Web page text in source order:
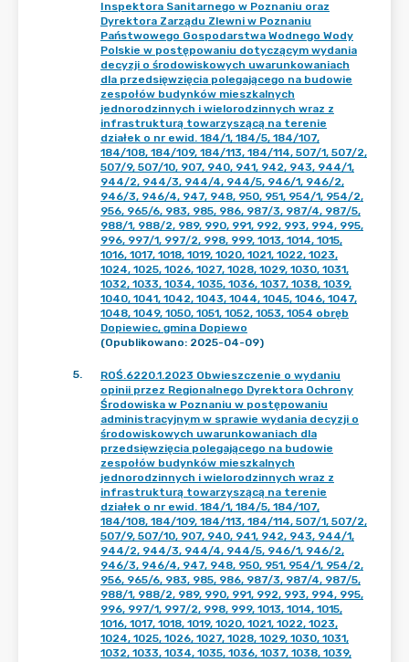
Inspektora Sanitarnego w Poznaniu oraz
Dyrektora Zarządu Zlewni w Poznaniu
Państwowego Gospodarstwa Wodnego Wody
Polskie w postępowaniu dotyczącym wydania
decyzji o środowiskowych uwarunkowaniach
dla przedsięwzięcia polegającego na budowie
zespołów budynków mieszkalnych
jednorodzinnych i wielorodzinnych wraz z
infrastrukturą towarzyszącą na terenie
działek o nr ewid. 184/1, 184/5, 184/107,
184/108, 184/109, 184/113, 184/114, 507/1, 507/2,
507/9, 507/10, 907, 940, 941, 942, 943, 944/1,
944/2, 944/3, 944/4, 944/5, 946/1, 946/2,
946/3, 946/4, 947, 948, 950, 951, 954/1, 954/2,
956, 965/6, 983, 985, 986, 987/3, 987/4, 987/5,
988/1, 988/2, 989, 990, 991, 992, 993, 994, 995,
996, 997/1, 997/2, 998, 999, 1013, 1014, 1015,
1016, 1017, 1018, 1019, 1020, 1021, 1022, 1023,
1024, 1025, 1026, 1027, 1028, 1029, 1030, 1031,
1032, 1033, 1034, 1035, 1036, 1037, 1038, 1039,
1040, 1041, 1042, 1043, 1044, 1045, 1046, 1047,
1048, 1049, 1050, 1051, 1052, 1053, 1054 obręb
Dopiewiec, gmina Dopiewo
(Opublikowano: 2025-04-09)
5.
ROŚ.6220.1.2023 Obwieszczenie o wydaniu
opinii przez Regionalnego Dyrektora Ochrony
Środowiska w Poznaniu w postępowaniu
administracyjnym w sprawie wydania decyzji o
środowiskowych uwarunkowaniach dla
przedsięwzięcia polegającego na budowie
zespołów budynków mieszkalnych
jednorodzinnych i wielorodzinnych wraz z
infrastrukturą towarzyszącą na terenie
działek o nr ewid. 184/1, 184/5, 184/107,
184/108, 184/109, 184/113, 184/114, 507/1, 507/2,
507/9, 507/10, 907, 940, 941, 942, 943, 944/1,
944/2, 944/3, 944/4, 944/5, 946/1, 946/2,
946/3, 946/4, 947, 948, 950, 951, 954/1, 954/2,
956, 965/6, 983, 985, 986, 987/3, 987/4, 987/5,
988/1, 988/2, 989, 990, 991, 992, 993, 994, 995,
996, 997/1, 997/2, 998, 999, 1013, 1014, 1015,
1016, 1017, 1018, 1019, 1020, 1021, 1022, 1023,
1024, 1025, 1026, 1027, 1028, 1029, 1030, 1031,
1032, 1033, 1034, 1035, 1036, 1037, 1038, 1039,